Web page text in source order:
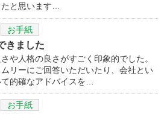
と思います…
お手紙
きました
や人格の良さがすごく印象的でした。
リーにご回答いただいたり、会社とい
的確なアドバイスを…
お手紙